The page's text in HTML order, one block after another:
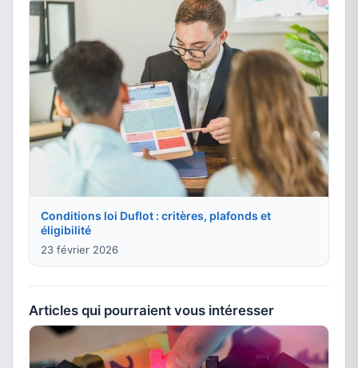
Conditions loi Duflot : critères, plafonds et
éligibilité
23 février 2026
Articles qui pourraient vous intéresser